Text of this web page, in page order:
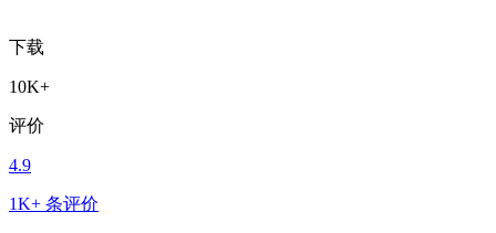
下载
10K+
评价
4.9
1K+ 条评价